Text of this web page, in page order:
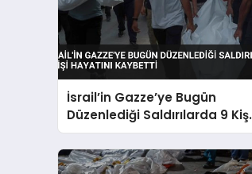
İsrail’in Gazze’ye Bugün
Düzenlediği Saldırılarda 9 Kişi
Hayatını Kaybetti